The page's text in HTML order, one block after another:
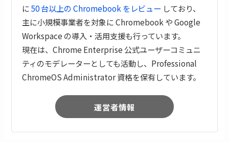
に50 台以上の Chromebook をレビュー しており、
主に小規模事業者を対象に Chromebook や Google
Workspace の導入・活用支援も行っています。
現在は、Chrome Enterprise 公式ユーザーコミュニ
ティのモデレーターとしても活動し、Professional
ChromeOS Administrator 資格を保有しています。
運営者情報